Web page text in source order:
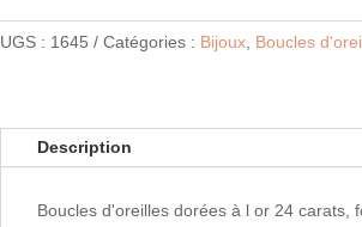
UGS : 1645 Catégories : Bijoux Boucles
Description
Boucles d'oreilles dorées à l or 24 carats,